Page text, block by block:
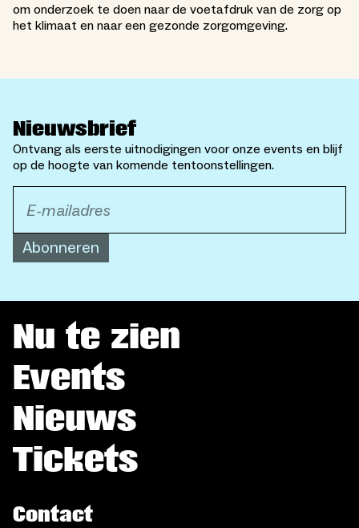
om onderzoek te doen naar de voetafdruk van de zorg op
het klimaat en naar een gezonde zorgomgeving.
Nieuwsbrief
Ontvang als eerste uitnodigingen voor onze events en blijf
op de hoogte van komende tentoonstellingen.
Abonneren
Nu te zien
Events
Nieuws
Tickets
Contact